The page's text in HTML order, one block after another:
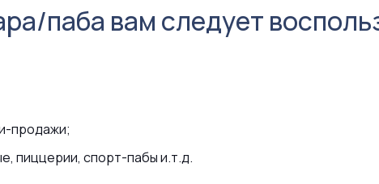
паба вам следует
продажи;
пиццерии, спорт-пабы и.т.д.